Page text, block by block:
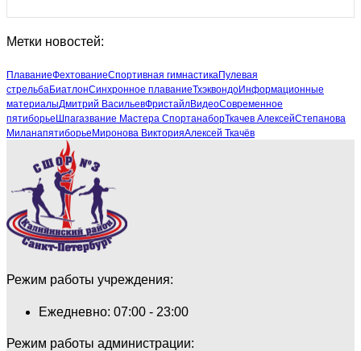
Метки новостей:
ПлаваниеФехтованиеСпортивная гимнастикаПулевая
стрельбаБиатлонСинхронное плаваниеТхэквондоИнформационные
материалыДмитрий ВасильевФристайлВидеоСовременное
пятиборьеШпагазвание Мастера СпортанаборТкачев АлексейСтепанова
МиланапятиборьеМиронова ВикторияАлексей Ткачёв
Режим работы учреждения:
Ежедневно: 07:00 - 23:00
Режим работы администрации: